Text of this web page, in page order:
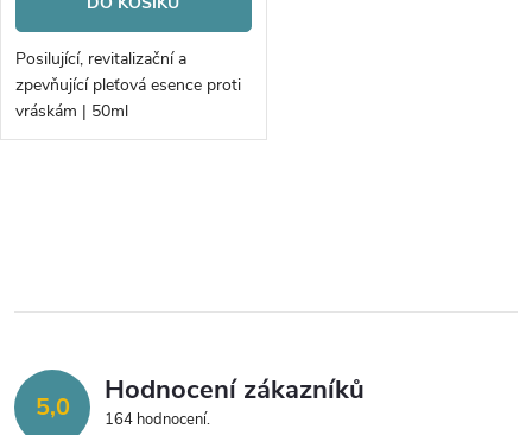
d
u
k
d
u
ů
Posilující, revitalizační a
zpevňující pleťová esence proti
vráskám | 50ml
l
d 5,0 Hodnocení zákazníků
164 hodnocení